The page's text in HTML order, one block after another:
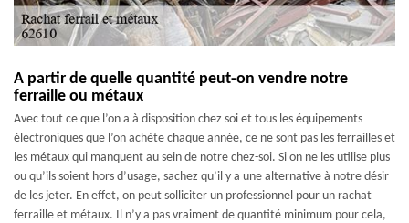
A partir de quelle quantité peut-on vendre notre
ferraille ou métaux
Avec tout ce que l’on a à disposition chez soi et tous les équipements
électroniques que l’on achète chaque année, ce ne sont pas les ferrailles et
les métaux qui manquent au sein de notre chez-soi. Si on ne les utilise plus
ou qu’ils soient hors d’usage, sachez qu’il y a une alternative à notre désir
de les jeter. En effet, on peut solliciter un professionnel pour un rachat
ferraille et métaux. Il n’y a pas vraiment de quantité minimum pour cela,